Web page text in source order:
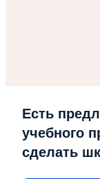
Есть
учебного
сделать